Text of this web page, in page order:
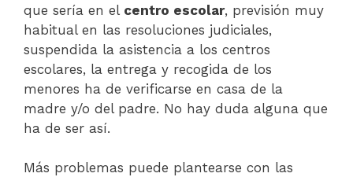
que sería en el centro escolar, previsión muy
habitual en las resoluciones judiciales,
suspendida la asistencia a los centros
escolares, la entrega y recogida de los
menores ha de verificarse en casa de la
madre y/o del padre. No hay duda alguna que
ha de ser así.
Más problemas puede plantearse con las